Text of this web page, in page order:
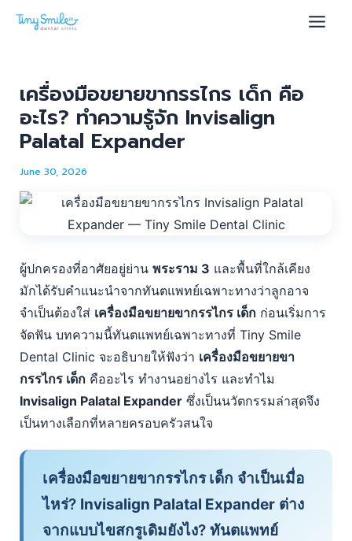
Skip
Main
เครื่องมือขยายขากรรไกร เด็ก คือ
อะไร? ทำความรู้จัก Invisalign
Palatal Expander
June 30, 2026
ผู้ปกครองที่อาศัยอยู่ย่านพระราม 3 และพื้นที่ใกล้เคียง
มักได้รับคำแนะนำจากทันตแพทย์เฉพาะทางว่าลูกอาจ
จำเป็นต้องใส่ เครื่องมือขยายขากรรไกร เด็ก ก่อนเริ่มการ
จัดฟัน บทความนี้ทันตแพทย์เฉพาะทางที่ Tiny Smile
Dental Clinic จะอธิบายให้ฟังว่า เครื่องมือขยายขา
กรรไกร เด็ก คืออะไร ทำงานอย่างไร และทำไม
Invisalign Palatal Expander ซึ่งเป็นนวัตกรรมล่าสุดจึง
เป็นทางเลือกที่หลายครอบครัวสนใจ
เครื่องมือขยายขากรรไกร เด็ก จำเป็นเมื่อ
ไหร่? Invisalign Palatal Expander ต่าง
จากแบบไขสกรูเดิมยังไง? ทันตแพทย์
Post
navigation